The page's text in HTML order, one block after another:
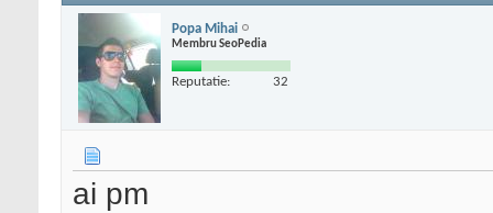
Popa Mihai
Membru SeoPedia
Reputatie: 32
ai pm